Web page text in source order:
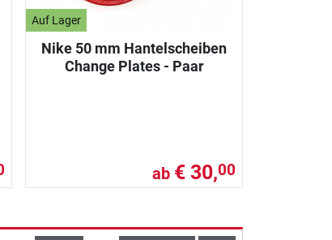
Auf Lager
Nike 50 mm Hantelscheiben
Change Plates - Paar
ab € 30,00